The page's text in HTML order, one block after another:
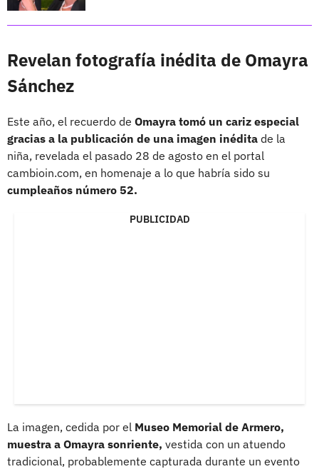
Revelan fotografía inédita de Omayra
Sánchez
Este año, el recuerdo de Omayra tomó un cariz especial
gracias a la publicación de una imagen inédita de la
niña, revelada el pasado 28 de agosto en el portal
cambioin.com, en homenaje a lo que habría sido su
cumpleaños número 52.
PUBLICIDAD
La imagen, cedida por el Museo Memorial de Armero,
muestra a Omayra sonriente, vestida con un atuendo
tradicional, probablemente capturada durante un evento